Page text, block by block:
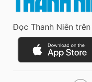
Đọc Thanh Niên